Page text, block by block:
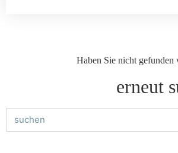
Haben Sie nicht gefunden
erneut